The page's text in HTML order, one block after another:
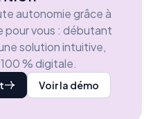
autonomie grâce à
pour vous : débutant
solution intuitive,
% digitale.
Voir la démo